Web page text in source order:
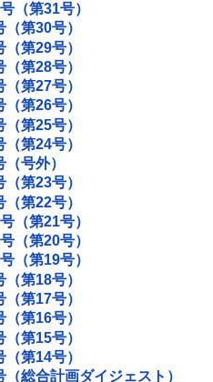
（第31号）
第30号）
第29号）
第28号）
第27号）
第26号）
第25号）
第24号）
号外）
第23号）
第22号）
（第21号）
（第20号）
（第19号）
第18号）
第17号）
第16号）
第15号）
第14号）
総合計画ダイジェスト）